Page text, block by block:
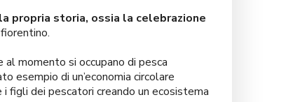
propria storia, ossia la celebrazione
al momento si occupano di pesca
esempio di un’economia circolare
figli dei pescatori creando un ecosistema